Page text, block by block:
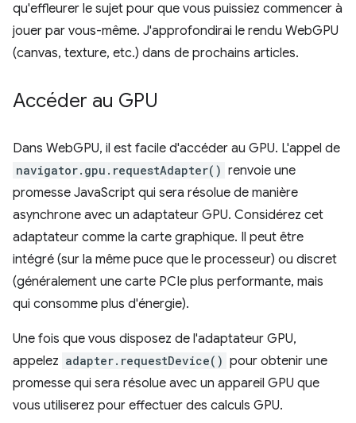
qu'effleurer le sujet pour que vous puissiez commencer à
jouer par vous-même. J'approfondirai le rendu WebGPU
(canvas, texture, etc.) dans de prochains articles.
Accéder au GPU
Dans WebGPU, il est facile d'accéder au GPU. L'appel de
navigator.gpu.requestAdapter() renvoie une
promesse JavaScript qui sera résolue de manière
asynchrone avec un adaptateur GPU. Considérez cet
adaptateur comme la carte graphique. Il peut être
intégré (sur la même puce que le processeur) ou discret
(généralement une carte PCIe plus performante, mais
qui consomme plus d'énergie).
Une fois que vous disposez de l'adaptateur GPU,
appelez adapter.requestDevice() pour obtenir une
promesse qui sera résolue avec un appareil GPU que
vous utiliserez pour effectuer des calculs GPU.